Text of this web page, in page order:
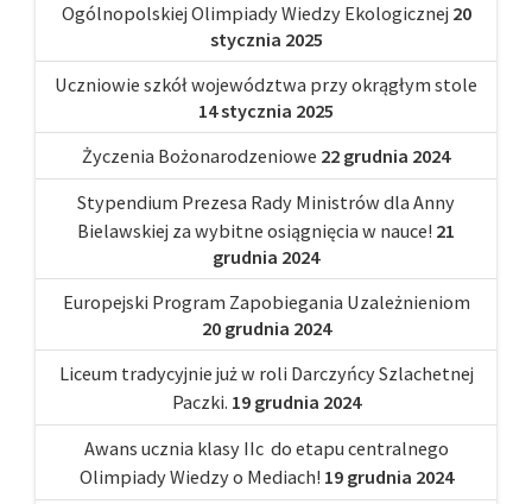
Ogólnopolskiej Olimpiady Wiedzy Ekologicznej 20
stycznia 2025
Uczniowie szkół województwa przy okrągłym stole
14 stycznia 2025
Życzenia Bożonarodzeniowe 22 grudnia 2024
Stypendium Prezesa Rady Ministrów dla Anny
Bielawskiej za wybitne osiągnięcia w nauce! 21
grudnia 2024
Europejski Program Zapobiegania Uzależnieniom
20 grudnia 2024
Liceum tradycyjnie już w roli Darczyńcy Szlachetnej
Paczki. 19 grudnia 2024
Awans ucznia klasy IIc do etapu centralnego
Olimpiady Wiedzy o Mediach! 19 grudnia 2024